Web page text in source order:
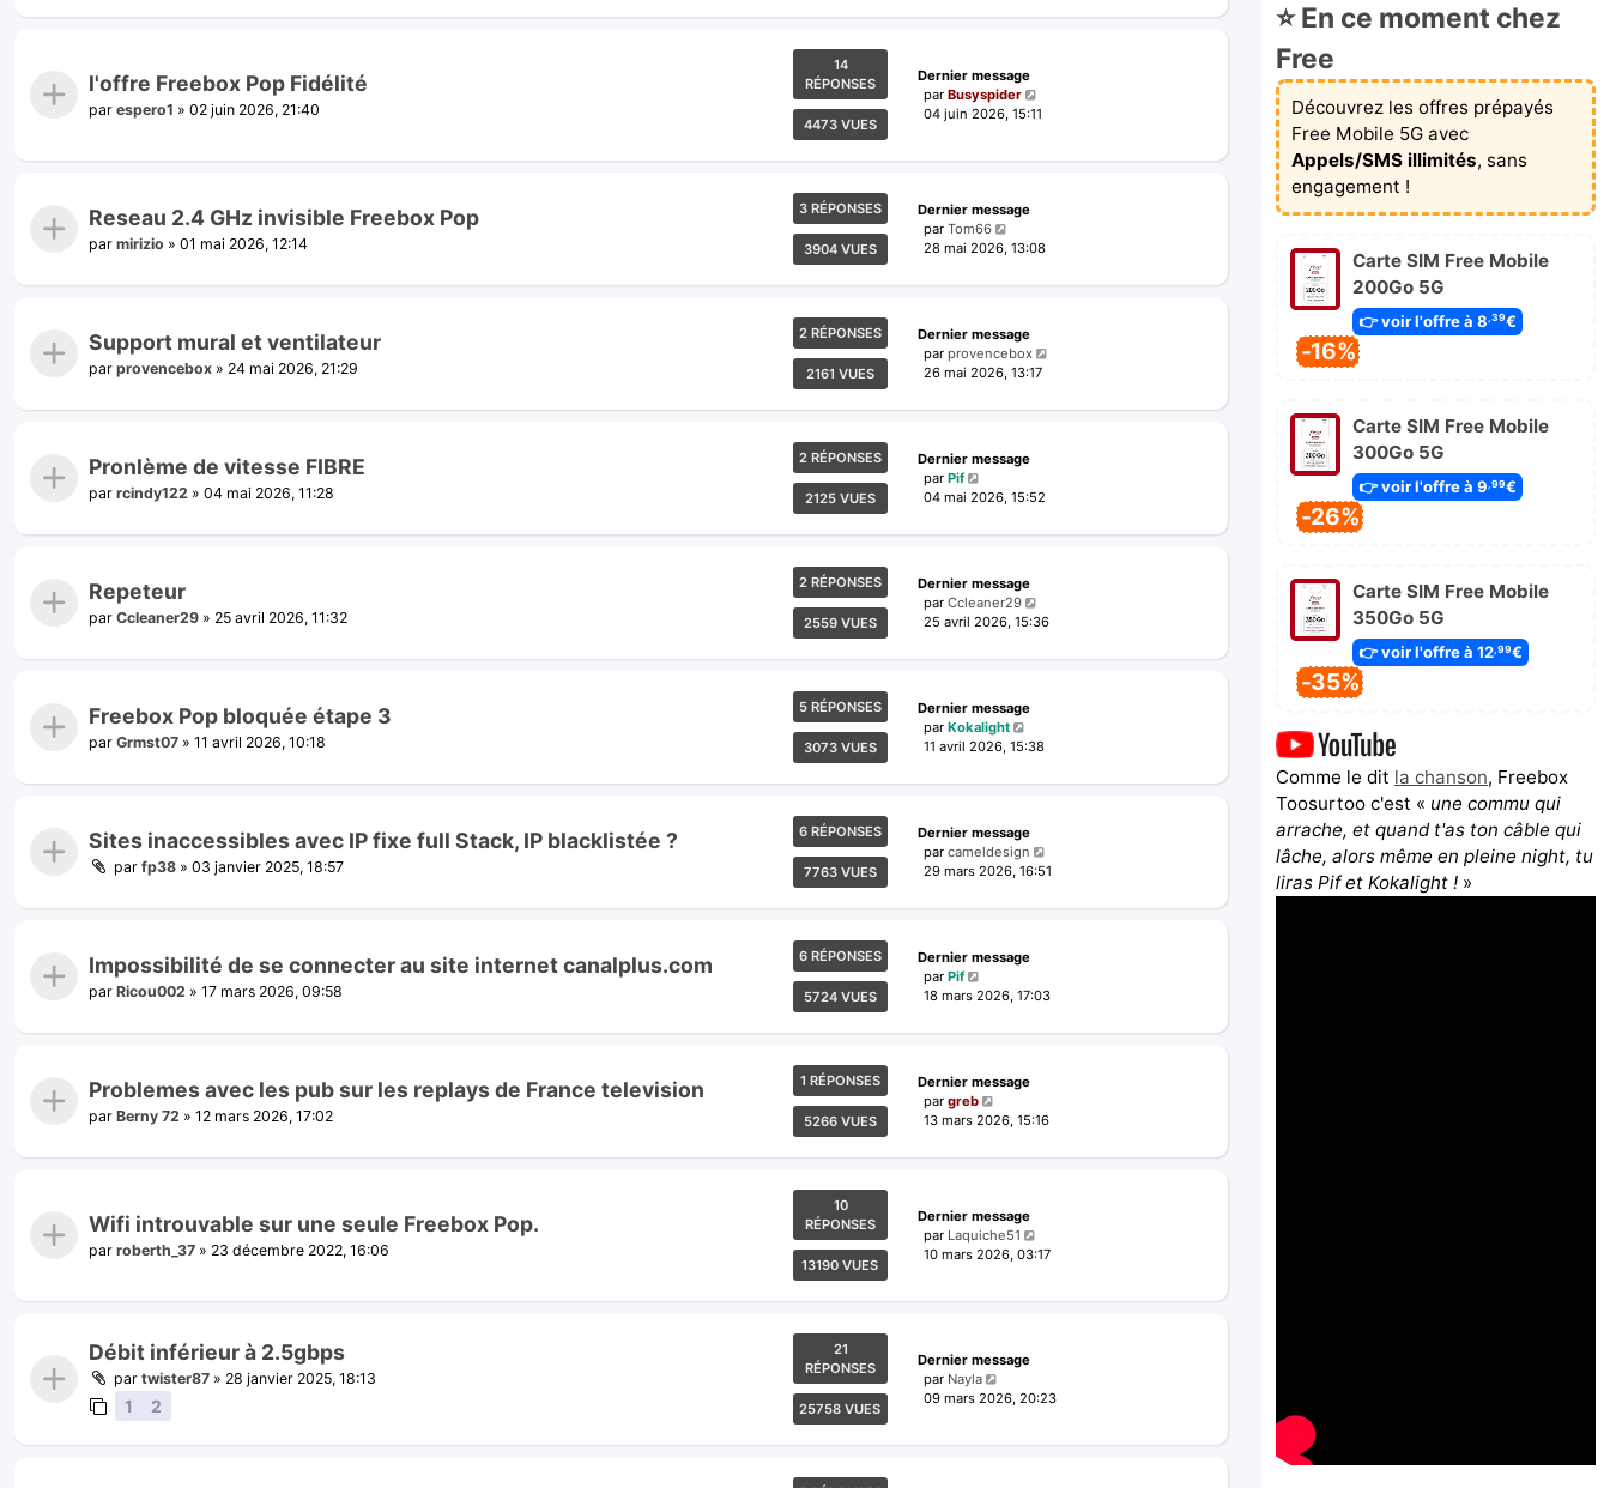
l'offre Freebox Pop Fidélité
par espero1 » 02 juin 2026, 21:40
14
RÉPONSES
4473 VUES
Dernier message
par Busyspider
04 juin 2026, 15:11
Reseau 2.4 GHz invisible Freebox Pop
par mirizio » 01 mai 2026, 12:14
3 RÉPONSES
3904 VUES
Dernier message
par Tom66
28 mai 2026, 13:08
Support mural et ventilateur
par provencebox » 24 mai 2026, 21:29
2 RÉPONSES
2161 VUES
Dernier message
par provencebox
26 mai 2026, 13:17
Pronlème de vitesse FIBRE
par rcindy122 » 04 mai 2026, 11:28
2 RÉPONSES
2125 VUES
Dernier message
par Pif
04 mai 2026, 15:52
Repeteur
par Ccleaner29 » 25 avril 2026, 11:32
2 RÉPONSES
2559 VUES
Dernier message
par Ccleaner29
25 avril 2026, 15:36
Freebox Pop bloquée étape 3
par Grmst07 » 11 avril 2026, 10:18
5 RÉPONSES
3073 VUES
Dernier message
par Kokalight
11 avril 2026, 15:38
Sites inaccessibles avec IP fixe full Stack, IP blacklistée ?
par fp38 » 03 janvier 2025, 18:57
6 RÉPONSES
7763 VUES
Dernier message
par cameldesign
29 mars 2026, 16:51
Impossibilité de se connecter au site internet canalplus.com
par Ricou002 » 17 mars 2026, 09:58
6 RÉPONSES
5724 VUES
Dernier message
par Pif
18 mars 2026, 17:03
Problemes avec les pub sur les replays de France television
par Berny 72 » 12 mars 2026, 17:02
1 RÉPONSES
5266 VUES
Dernier message
par greb
13 mars 2026, 15:16
Wifi introuvable sur une seule Freebox Pop.
par roberth_37 » 23 décembre 2022, 16:06
10
RÉPONSES
13190 VUES
Dernier message
par Laquiche51
10 mars 2026, 03:17
Débit inférieur à 2.5gbps
par twister87 » 28 janvier 2025, 18:13
1 2
21
RÉPONSES
25758 VUES
Dernier message
par Nayla
09 mars 2026, 20:23
⭐ En ce moment chez
Free
Découvrez les offres prépayés
Free Mobile 5G avec
Appels/SMS illimités, sans
engagement !
Carte SIM Free Mobile
200Go 5G
👉 voir l'offre à 8,39€
-16%
Carte SIM Free Mobile
300Go 5G
👉 voir l'offre à 9 ,99€
-26%
Carte SIM Free Mobile
350Go 5G
👉 voir l'offre à 12,99€
-35%
Comme le dit la chanson, Freebox
Toosurtoo c'est « une commu qui
arrache, et quand t'as ton câble qui
lâche, alors même en pleine night, tu
liras Pif et Kokalight ! »